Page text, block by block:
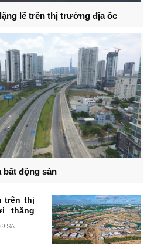
lẽ trên thị trường địa ốc
bất động sản
trên thị
thăng
SA